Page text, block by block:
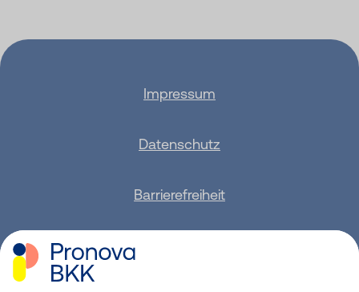
Impressum
Datenschutz
Barrierefreiheit